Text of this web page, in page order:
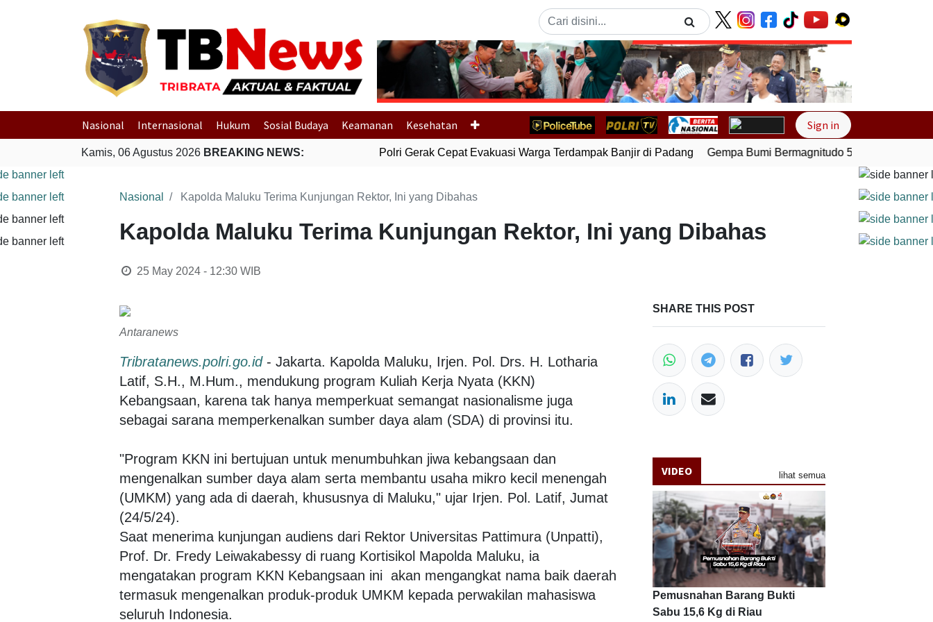
Previous Next
Nasional Internasional Hukum Sosial Budaya Keamanan Kesehatan Sign in
Kamis, 06 Agustus 2026 BREAKING NEWS: Polri Gerak Cepat Evakuasi Warga Terdampak Banjir di Padang Gempa Bumi Bermagnitudo 5,1 Kembali
Nasional Kapolda Maluku Terima Kunjungan Rektor, Ini yang Dibahas
Kapolda Maluku Terima Kunjungan Rektor, Ini yang Dibahas
25 May 2024 - 12:30WIB
Antaranews
Tribratanews.polri.go.id- Jakarta. Kapolda Maluku, Irjen. Pol. Drs. H. Lotharia
Latif, S.H., M.Hum., mendukung program Kuliah Kerja Nyata (KKN)
Kebangsaan, karena tak hanya memperkuat semangat nasionalisme juga
sebagai sarana memperkenalkan sumber daya alam (SDA) di provinsi itu.
"Program KKN ini bertujuan untuk menumbuhkan jiwa kebangsaan dan
mengenalkan sumber daya alam serta membantu usaha mikro kecil menengah
(UMKM) yang ada di daerah, khususnya di Maluku," ujar Irjen. Pol. Latif, Jumat
(24/5/24).
Saat menerima kunjungan audiens dari Rektor Universitas Pattimura (Unpatti),
Prof. Dr. Fredy Leiwakabessy di ruang Kortisikol Mapolda Maluku, ia
mengatakan program KKN Kebangsaan ini akan mengangkat nama baik daerah
termasuk mengenalkan produk-produk UMKM kepada perwakilan mahasiswa
seluruh Indonesia.
SHARE THIS POST
VIDEO lihat semua
Pemusnahan Barang Bukti
Sabu 15,6 Kg di Riau